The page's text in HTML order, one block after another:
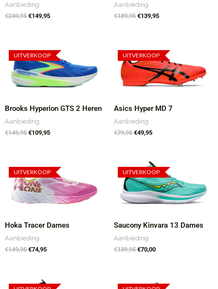
Aanbieding
€249,95 €149,95
Aanbieding
€189,95 €139,95
UITVERKOOP
Brooks Hyperion GTS 2 Heren
Aanbieding
€149,95
prijs
was:
€149,95.
€109,95
prijs
is:
€109,95.
UITVERKOOP
Asics Hyper MD 7
Aanbieding
€79,95
prijs
was:
€79,95.
€49,95
prijs
is:
€49,95.
UITVERKOOP
Hoka Tracer Dames
Aanbieding
€149,95
prijs
was:
€149,95.
€74,95
prijs
is:
€74,95.
UITVERKOOP
Saucony Kinvara 13 Dames
Aanbieding
€139,95
Oorspronkelijke
prijs
was:
€139,95.
€70,00
prijs
is:
€70,00.
Oorspronkelijke